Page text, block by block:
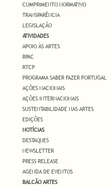
CUMPRIMENTO NORMATIVO
TRANSPARÊNCIA
LEGISLAÇÃO
ATIVIDADES
APOIO ÀS ARTES
RPAC
RTCP
PROGRAMA SABER FAZER PORTUGAL
AÇÕES NACIONAIS
AÇÕES INTERNACIONAIS
SUSTENTABILIDADE NAS ARTES
EDIÇÕES
NOTÍCIAS
DESTAQUES
NEWSLETTER
PRESS RELEASE
AGENDA DE EVENTOS
BALCÃO ARTES